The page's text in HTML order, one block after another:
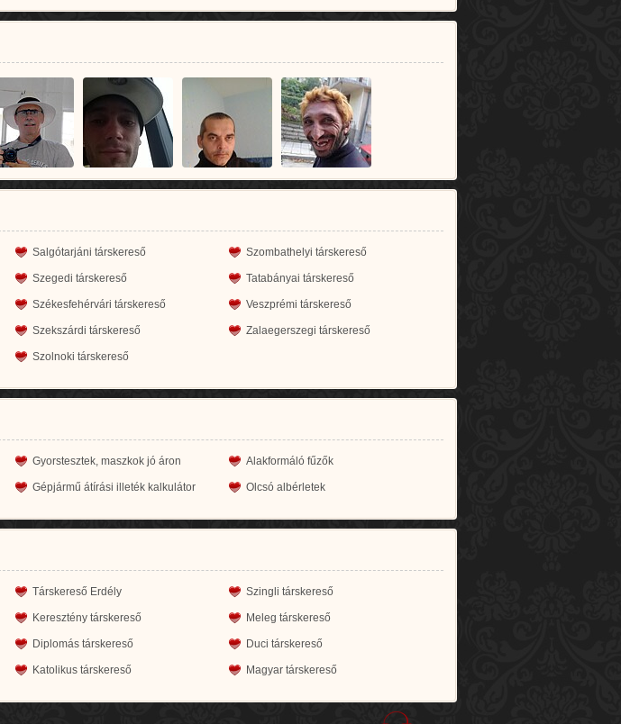
Salgótarjáni társkereső Szombathelyi társkereső
Szegedi társkereső Tatabányai társkereső
Székesfehérvári társkereső Veszprémi társkereső
Szekszárdi társkereső Zalaegerszegi társkereső
Szolnoki társkereső
Gyorstesztek, maszkok jó áron Alakformáló fűzők
Gépjármű átírási illeték kalkulátor Olcsó albérletek
Társkereső Erdély Szingli társkereső
Keresztény társkereső Meleg társkereső
Diplomás társkereső Duci társkereső
Katolikus társkereső Magyar társkereső